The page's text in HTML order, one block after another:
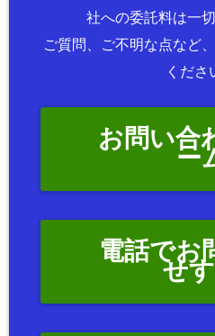
社への委託料は一
ご質問、ご不明な点など
くださ
お問い合
ー
電話でお
せ